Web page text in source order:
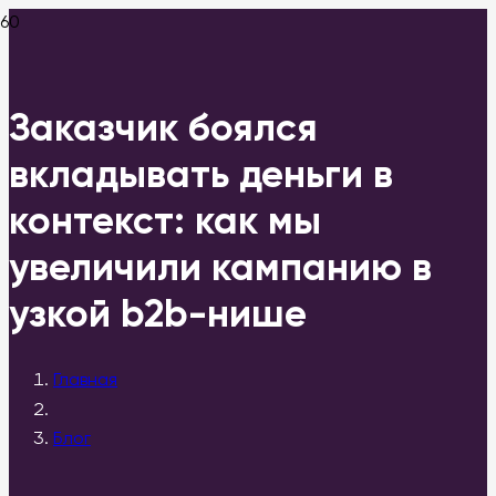
Заказчик боялся
вкладывать деньги в
контекст: как мы
увеличили кампанию в
узкой b2b-нише
Главная
Блог